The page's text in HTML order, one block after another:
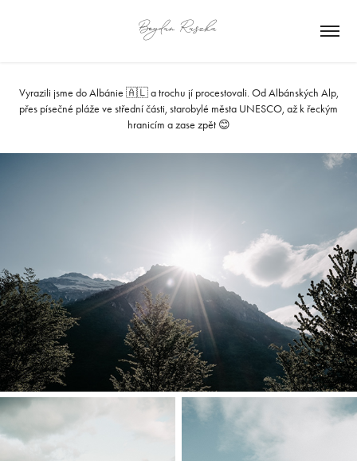
Bogdan Raszka
Vyrazili jsme do Albánie 🇦🇱 a trochu jí procestovali. Od Albánských Alp,
přes písečné pláže ve střední části, starobylé města UNESCO, až k řeckým
hranicím a zase zpět 😊